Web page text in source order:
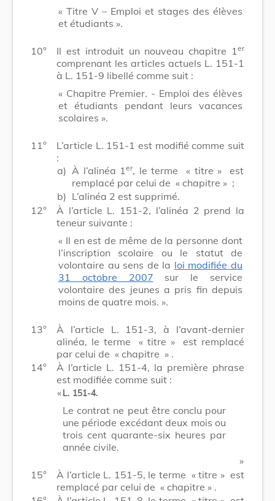
« Titre V – Emploi et stages des élèves
et étudiants ».
10° Il est introduit un nouveau chapitre 1 er
comprenant les articles actuels L. 151-1
à L. 151-9 libellé comme suit :
« Chapitre Premier. - Emploi des élèves
et étudiants pendant leurs vacances
scolaires ».
11°
L’article L. 151-1 est modifié comme suit
:
a) À l’alinéa 1 er, le terme « titre »
est
remplacé par celui de « chapitre » ;
b) L’alinéa 2 est supprimé.
12°
À l’article L. 151-2, l’alinéa 2 prend la
teneur suivante :
« Il en est de même de la personne dont
l’inscription scolaire ou le statut de
volontaire au sens de la loi modifiée du
31 octobre 2007 sur le service
volontaire des jeunes a pris fin depuis
moins de quatre mois. ».
13°
À l’article L. 151-3, à l’avant-dernier
alinéa, le terme
« titre »
est remplacé
par celui de « chapitre » .
14°
À l’article L. 151-4, la première phrase
est modifiée comme suit :
​ «L. 151-4.
Le contrat ne peut être conclu pour
une période excédant deux mois ou
trois cent quarante-six heures par
année civile.
​ »
15°
À l’article L. 151-5, le terme « titre » est
remplacé par celui de « chapitre » .